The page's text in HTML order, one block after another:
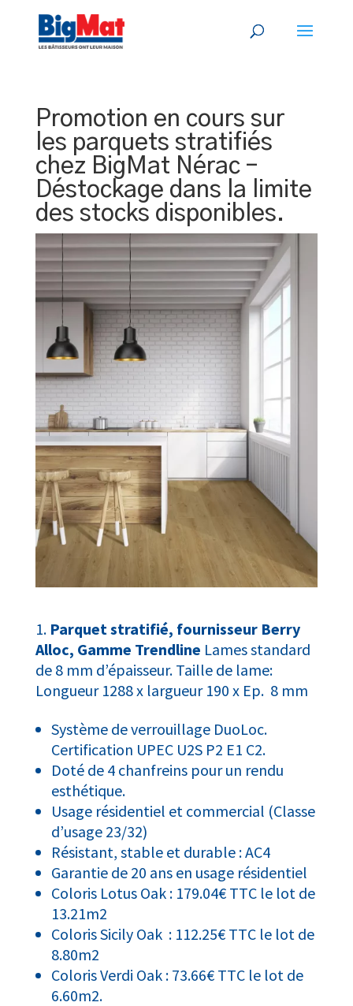
Promotion en cours sur
les parquets stratifiés
chez BigMat Nérac –
Déstockage dans la limite
des stocks disponibles.
Parquet stratifié, fournisseur Berry
Alloc, Gamme Trendline Lames standard
de 8 mm d’épaisseur. Taille de lame:
Longueur 1288 x largueur 190 x Ep. 8 mm
Système de verrouillage DuoLoc.
Certification UPEC U2S P2 E1 C2.
Doté de 4 chanfreins pour un rendu
esthétique.
Usage résidentiel et commercial (Classe
d’usage 23/32)
Résistant, stable et durable : AC4
Garantie de 20 ans en usage résidentiel
Coloris Lotus Oak : 179.04€ TTC le lot de
13.21m2
Coloris Sicily Oak : 112.25€ TTC le lot de
8.80m2
Coloris Verdi Oak : 73.66€ TTC le lot de
6.60m2.